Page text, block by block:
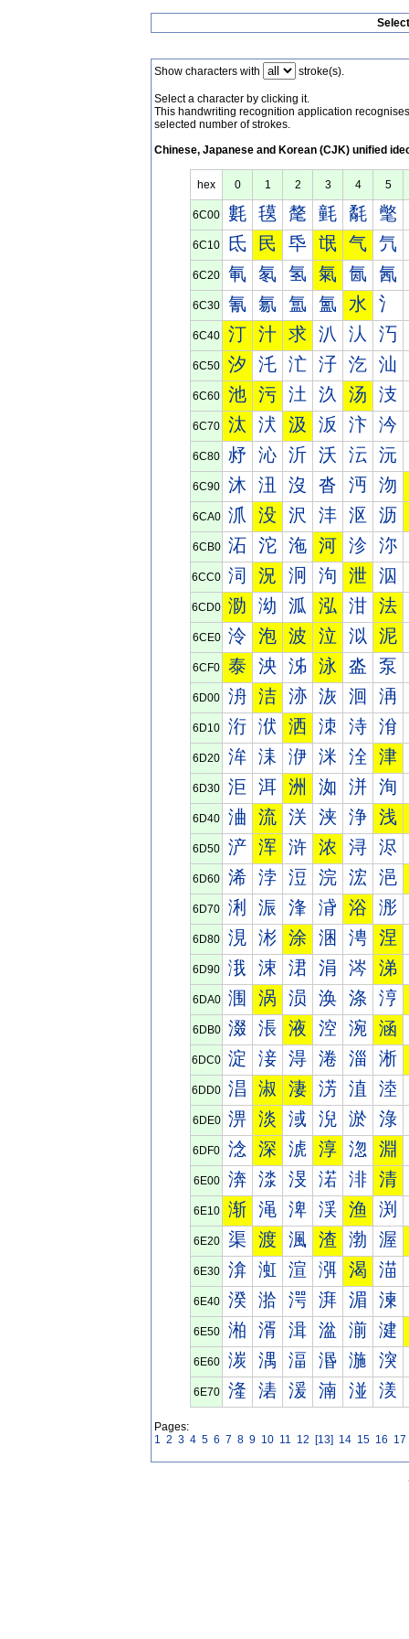
Show characters with stroke(s).
Select a character by clicking it.
This handwriting recognition application
selected number of strokes.
Chinese, Japanese and Korean (CJK) unified
hex 0 1 2 3 4 5
6C00 氀 氁 氂 氃 氄 氅
6C10 氐 民 氒 氓 气 氕
6C20 氠 氡 氢 氣 氤 氥
6C30 氰 氱 氲 氳 水 氵
6C40 汀 汁 求 汃 汄 汅
6C50 汐 汑 汒 汓 汔 汕
6C60 池 污 汢 汣 汤 汥
6C70 汰 汱 汲 汳 汴 汵
6C80 沀 沁 沂 沃 沄 沅
6C90 沐 沑 沒 沓 沔 沕
6CA0 沠 没 沢 沣 沤 沥
6CB0 沰 沱 沲 河 沴 沵
6CC0 泀 況 泂 泃 泄 泅
6CD0 泐 泑 泒 泓 泔 法
6CE0 泠 泡 波 泣 泤 泥
6CF0 泰 泱 泲 泳 泴 泵
6D00 洀 洁 洂 洃 洄 洅
6D10 洐 洑 洒 洓 洔 洕
6D20 洠 洡 洢 洣 洤 津
6D30 洰 洱 洲 洳 洴 洵
6D40 浀 流 浂 浃 浄 浅
6D50 浐 浑 浒 浓 浔 浕
6D60 浠 浡 浢 浣 浤 浥
6D70 浰 浱 浲 浳 浴 浵
6D80 涀 涁 涂 涃 涄 涅
6D90 涐 涑 涒 涓 涔 涕
6DA0 涠 涡 涢 涣 涤 涥
6DB0 涰 涱 液 涳 涴 涵
6DC0 淀 淁 淂 淃 淄 淅
6DD0 淐 淑 淒 淓 淔 淕
6DE0 淠 淡 淢 淣 淤 淥
6DF0 淰 深 淲 淳 淴 淵
6E00 渀 渁 渂 渃 渄 清
6E10 渐 渑 渒 渓 渔 渕
6E20 渠 渡 渢 渣 渤 渥
6E30 渰 渱 渲 渳 渴 渵
6E40 湀 湁 湂 湃 湄 湅
6E50 湐 湑 湒 湓 湔 湕
6E60 湠 湡 湢 湣 湤 湥
6E70 湰 湱 湲 湳 湴 湵
Pages:
1 2 3 4 5 6 7 8 9 10 11 12 [13] 14 15 16 17